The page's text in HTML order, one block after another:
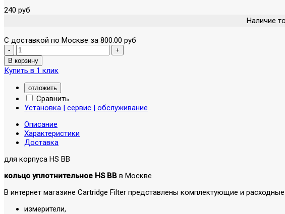
240 руб
Наличие
С доставкой по Москве за 800.00 руб
Купить в 1 клик
отложить
Сравнить
Установка | сервис | обслуживание
Описание
Характеристики
Доставка
для корпуса HS BB
кольцо уплотнительное HS BB в Москве
В интернет магазине Cartridge Filter представлены комплектующие и
измерители,